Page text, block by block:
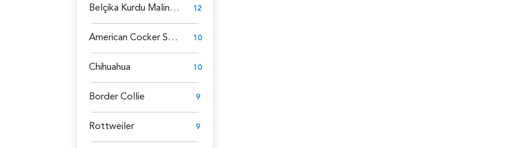
Belçika Kurdu Malinois 12
American Cocker Spaniel 10
Chihuahua 10
Border Collie 9
Rottweiler 9